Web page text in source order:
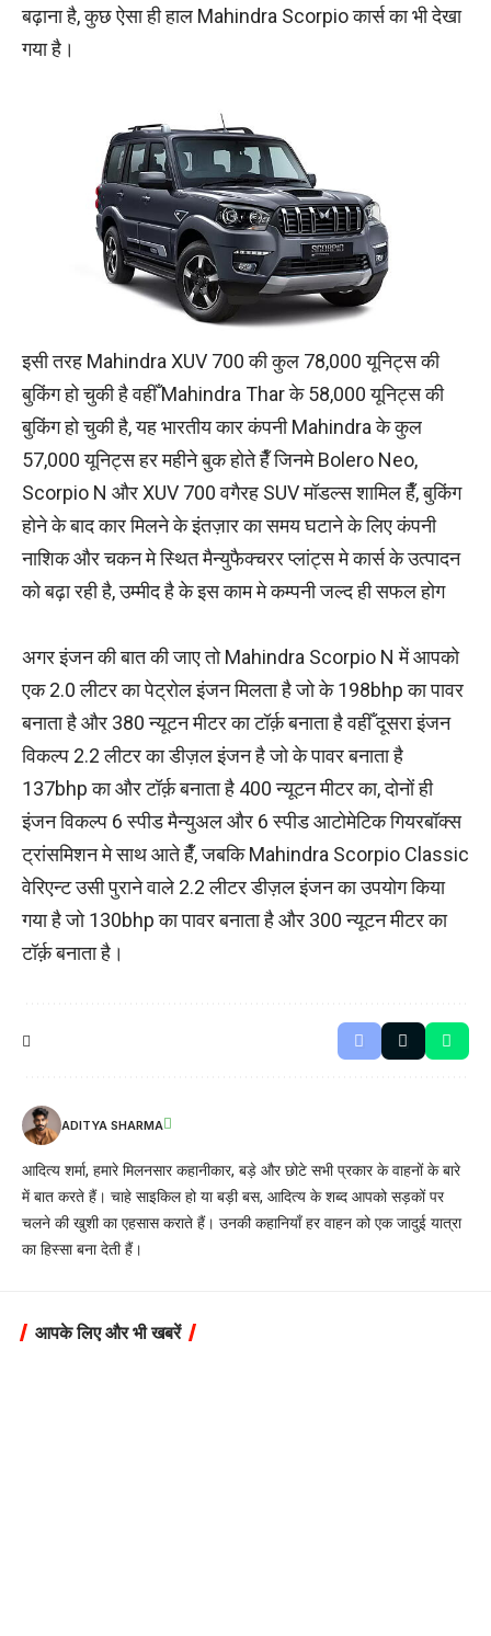
बढ़ाना है, कुछ ऐसा ही हाल Mahindra Scorpio कार्स का भी देखा
गया है।
इसी तरह Mahindra XUV 700 की कुल 78,000 यूनिट्स की
बुकिंग हो चुकी है वहीँ Mahindra Thar के 58,000 यूनिट्स की
बुकिंग हो चुकी है, यह भारतीय कार कंपनी Mahindra के कुल
57,000 यूनिट्स हर महीने बुक होते हैँ जिनमे Bolero Neo,
Scorpio N और XUV 700 वगैरह SUV मॉडल्स शामिल हैँ, बुकिंग
होने के बाद कार मिलने के इंतज़ार का समय घटाने के लिए कंपनी
नाशिक और चकन मे स्थित मैन्युफैक्चरर प्लांट्स मे कार्स के उत्पादन
को बढ़ा रही है, उम्मीद है के इस काम मे कम्पनी जल्द ही सफल होग
अगर इंजन की बात की जाए तो Mahindra Scorpio N में आपको
एक 2.0 लीटर का पेट्रोल इंजन मिलता है जो के 198bhp का पावर
बनाता है और 380 न्यूटन मीटर का टॉर्क़ बनाता है वहीँ दूसरा इंजन
विकल्प 2.2 लीटर का डीज़ल इंजन है जो के पावर बनाता है
137bhp का और टॉर्क़ बनाता है 400 न्यूटन मीटर का, दोनों ही
इंजन विकल्प 6 स्पीड मैन्युअल और 6 स्पीड आटोमेटिक गियरबॉक्स
ट्रांसमिशन मे साथ आते हैँ, जबकि Mahindra Scorpio Classic
वेरिएन्ट उसी पुराने वाले 2.2 लीटर डीज़ल इंजन का उपयोग किया
गया है जो 130bhp का पावर बनाता है और 300 न्यूटन मीटर का
टॉर्क़ बनाता है।
ADITYA SHARMA
आदित्य शर्मा, हमारे मिलनसार कहानीकार, बड़े और छोटे सभी प्रकार के वाहनों के बारे
में बात करते हैं। चाहे साइकिल हो या बड़ी बस, आदित्य के शब्द आपको सड़कों पर
चलने की खुशी का एहसास कराते हैं। उनकी कहानियाँ हर वाहन को एक जादुई यात्रा
का हिस्सा बना देती हैं।
आपके लिए और भी खबरें